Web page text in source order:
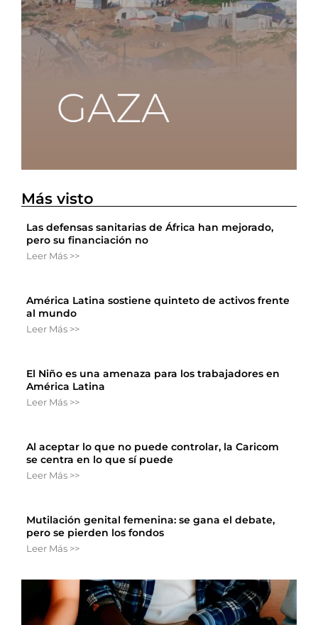
Más visto
Las defensas sanitarias de África han mejorado,
pero su financiación no
Leer Más >>
América Latina sostiene quinteto de activos frente
al mundo
Leer Más >>
El Niño es una amenaza para los trabajadores en
América Latina
Leer Más >>
Al aceptar lo que no puede controlar, la Caricom
se centra en lo que sí puede
Leer Más >>
Mutilación genital femenina: se gana el debate,
pero se pierden los fondos
Leer Más >>